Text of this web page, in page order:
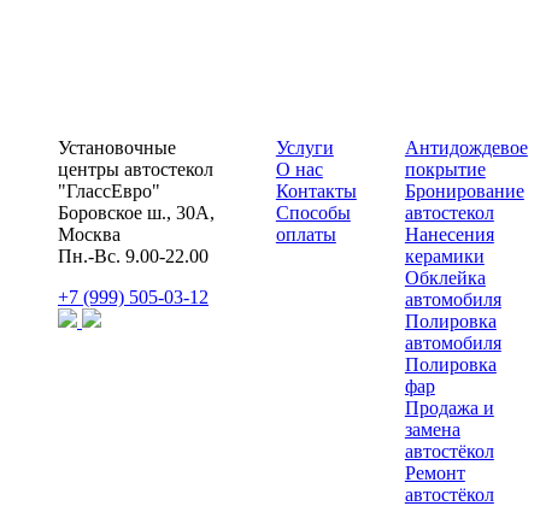
Установочные
центры автостекол
"ГлассЕвро"
Боровское ш., 30А,
Москва
Пн.-Вс. 9.00-22.00
+7 (999) 505-03-12
Услуги
О нас
Контакты
Способы
оплаты
Антидождевое
покрытие
Бронирование
автостекол
Нанесения
керамики
Обклейка
автомобиля
Полировка
автомобиля
Полировка
фар
Продажа и
замена
автостёкол
Ремонт
автостёкол